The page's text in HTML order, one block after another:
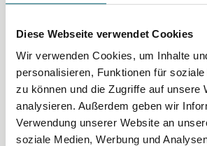
Diese Webseite verwendet Cookies
Wir verwenden Cookies, um Inhalte
personalisieren, Funktionen für
zu können und die Zugriffe auf unsere
analysieren. Außerdem geben wir
Verwendung unserer Website an
soziale Medien, Werbung und
Für Patient:innen
Weitere Artikel
EM-Ticket gelöst!